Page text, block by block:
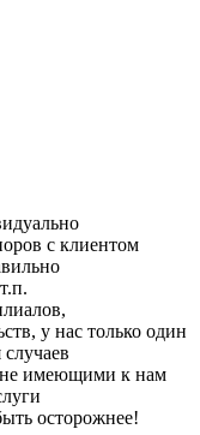
с клиентом
у нас только один
не имеющими к нам
осторожнее!